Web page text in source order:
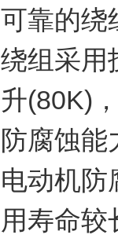
可靠的绕
绕组采用
升(80K)
防腐蚀能
电动机防
用寿命较